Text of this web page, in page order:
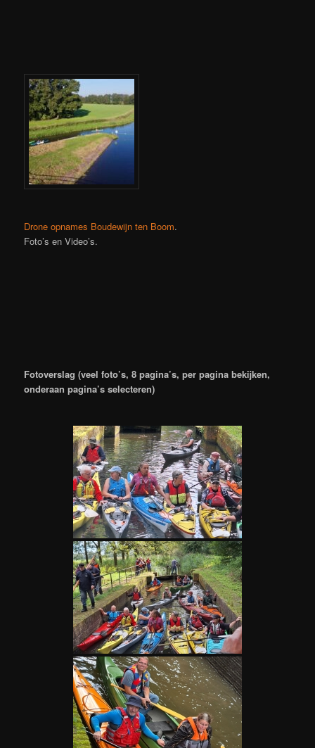
Drone opnames Boudewijn ten Boom.
Foto’s en Video’s.
Fotoverslag (veel foto’s, 8 pagina’s, per pagina bekijken,
onderaan pagina’s selecteren)